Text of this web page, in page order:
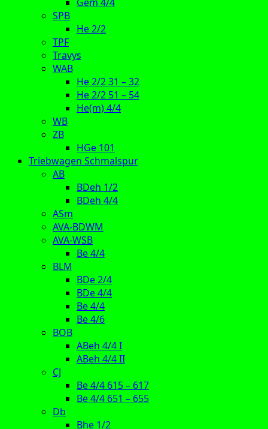
SPB
He 2/2
TPF
Travys
WAB
He 2/2 31 – 32
He 2/2 51 – 54
He(m) 4/4
WB
ZB
HGe 101
Triebwagen Schmalspur
AB
BDeh 1/2
BDeh 4/4
ASm
AVA-BDWM
AVA-WSB
Be 4/4
BLM
BDe 2/4
BDe 4/4
Be 4/4
Be 4/6
BOB
ABeh 4/4 I
ABeh 4/4 II
CJ
Be 4/4 615 – 617
Be 4/4 651 – 655
Db
Bhe 1/2